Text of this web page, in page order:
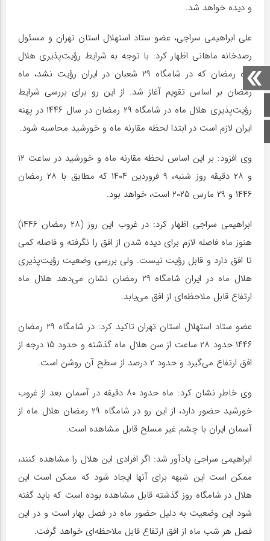
صفحه اصلی
اینستاگرام
و دیده خواهد شد.
علی ابراهیمی سراجی، عضو ستاد استهلال استان تهران و مسئول
رصدخانه ماهانی اظهار کرد: با توجه به شرایط رؤیت‌پذیری هلال
ماه رمضان که در شامگاه ۲۹ شعبان در ایران رؤیت نشد، ماه
رمضان بر اساس تقویم آغاز شد. از این رو برای بررسی شرایط
رؤیت‌پذیری هلال ماه در شامگاه ۲۹ رمضان در سال ۱۴۴۶ در پهنه
ایران لازم است در ابتدا لحظه مقارنه ماه و خورشید محاسبه شود.
وی افزود: بر این اساس لحظه مقارنه ماه و خورشید در ساعت ۱۲
و ۲۸ دقیقه روز شنبه، ۹ فروردین ۱۴۰۴ که مطابق با ۲۸ رمضان
۱۴۴۶ و ۲۹ مارس ۲۰۲۵ است، خواهد بود.
ابراهیمی سراجی اظهار کرد: در غروب این روز (۲۸ رمضان ۱۴۴۶)
هنوز ماه فاصله لازم برای دیده شدن از افق را نگرفته و فاصله کمی
تا افق دارد و قابل رؤیت نیست. ولی بررسی وضعیت رؤیت‌پذیری
هلال ماه در ایران شامگاه ۲۹ رمضان نشان می‌دهد هلال ماه
ارتفاع قابل ملاحظه‌ای از افق می‌یابد.
عضو ستاد استهلال استان تهران تاکید کرد: در شامگاه ۲۹ رمضان
۱۴۴۶ حدود ۲۸ ساعت از سن هلال ماه گذشته و حدود ۱۵ درجه از
افق ارتفاع می‌گیرد و حدود ۲ درصد از سطح آن روشن است.
وی خاطر نشان کرد: ماه حدود ۸۰ دقیقه در آسمان بعد از غروب
خورشید حضور دارد، از این رو در شامگاه ۲۹ رمضان هلال ماه از
آسمان ایران با چشم غیر مسلح قابل مشاهده است.
ابراهیمی سراجی یادآور شد: اگر افرادی این هلال را مشاهده کنند،
ممکن است این شبهه برای آنها ایجاد شود که ممکن است این
هلال در شامگاه روز گذشته قابل مشاهده بوده است که باید گفته
شود این وضعیت به دلیل حضور ماه در فصل بهار است و در این
فصل هر شب ماه از افق ارتفاع قابل ملاحظه‌ای خواهد گرفت.